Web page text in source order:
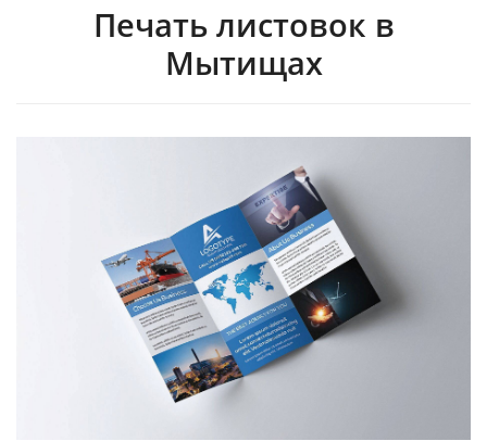
Печать листовок в
Мытищах